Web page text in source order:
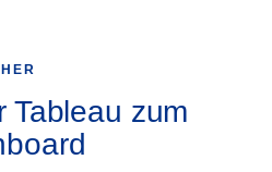
Tableau zum